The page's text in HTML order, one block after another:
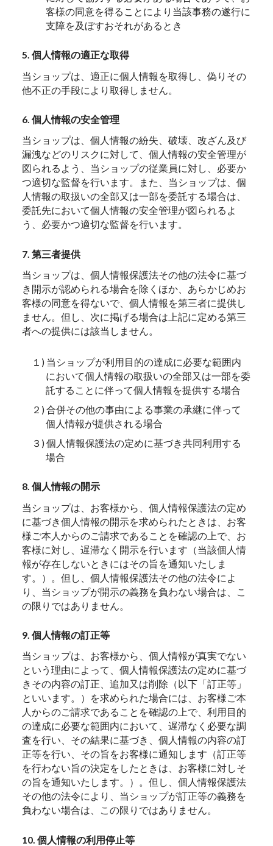
客様の同意を得ることにより当該事務の遂行に
支障を及ぼすおそれがあるとき
5. 個人情報の適正な取得
当ショップは、適正に個人情報を取得し、偽りその
他不正の手段により取得しません。
6. 個人情報の安全管理
当ショップは、個人情報の紛失、破壊、改ざん及び
漏洩などのリスクに対して、個人情報の安全管理が
図られるよう、当ショップの従業員に対し、必要か
つ適切な監督を行います。また、当ショップは、個
人情報の取扱いの全部又は一部を委託する場合は、
委託先において個人情報の安全管理が図られるよ
う、必要かつ適切な監督を行います。
7. 第三者提供
当ショップは、個人情報保護法その他の法令に基づ
き開示が認められる場合を除くほか、あらかじめお
客様の同意を得ないで、個人情報を第三者に提供し
ません。但し、次に掲げる場合は上記に定める第三
者への提供には該当しません。
１) 当ショップが利用目的の達成に必要な範囲内
において個人情報の取扱いの全部又は一部を委
託することに伴って個人情報を提供する場合
２) 合併その他の事由による事業の承継に伴って
個人情報が提供される場合
３) 個人情報保護法の定めに基づき共同利用する
場合
8. 個人情報の開示
当ショップは、お客様から、個人情報保護法の定め
に基づき個人情報の開示を求められたときは、お客
様ご本人からのご請求であることを確認の上で、お
客様に対し、遅滞なく開示を行います（当該個人情
報が存在しないときにはその旨を通知いたしま
す。）。但し、個人情報保護法その他の法令によ
り、当ショップが開示の義務を負わない場合は、こ
の限りではありません。
9. 個人情報の訂正等
当ショップは、お客様から、個人情報が真実でない
という理由によって、個人情報保護法の定めに基づ
きその内容の訂正、追加又は削除（以下「訂正等」
といいます。）を求められた場合には、お客様ご本
人からのご請求であることを確認の上で、利用目的
の達成に必要な範囲内において、遅滞なく必要な調
査を行い、その結果に基づき、個人情報の内容の訂
正等を行い、その旨をお客様に通知します（訂正等
を行わない旨の決定をしたときは、お客様に対しそ
の旨を通知いたします。）。但し、個人情報保護法
その他の法令により、当ショップが訂正等の義務を
負わない場合は、この限りではありません。
10. 個人情報の利用停止等